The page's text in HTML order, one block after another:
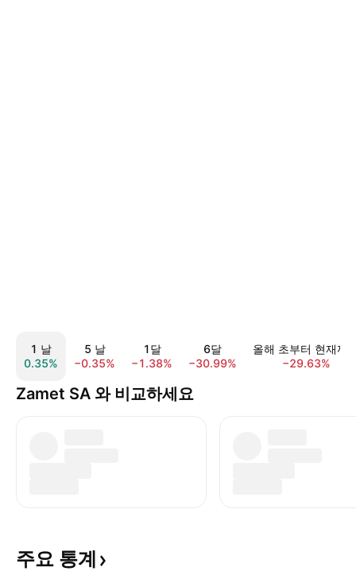
1 날
0.35%
5 날
−0.35%
1달
−1.38%
6달
−30.99%
올해 초부터 현재까
−29.63%
Zamet SA 와 비교하세요
주요 통계